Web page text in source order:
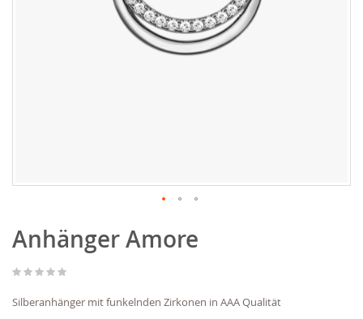
Anfang
der
springen
Anhänger Amore
Silberanhänger mit funkelnden Zirkonen in AAA Qualität